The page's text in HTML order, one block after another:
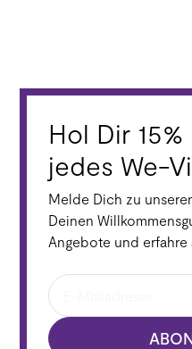
Hol Dir
jedes We-
Melde Dich zu
Deinen
Angebote und erfahre